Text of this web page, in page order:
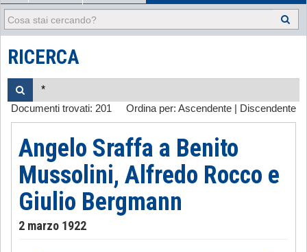
1902-1915 Gli esordi
1915-1945 Tra le due guerre
1945-1968 Dalla liberazione al '68
1968-2022 Dalla contestazione all'internazionalizzazione
RICERCA
Ordina per: Ascendente Discendente
Documenti trovati: 201
Angelo Sraffa a Benito
Mussolini, Alfredo Rocco e
Giulio Bergmann
2 marzo 1922